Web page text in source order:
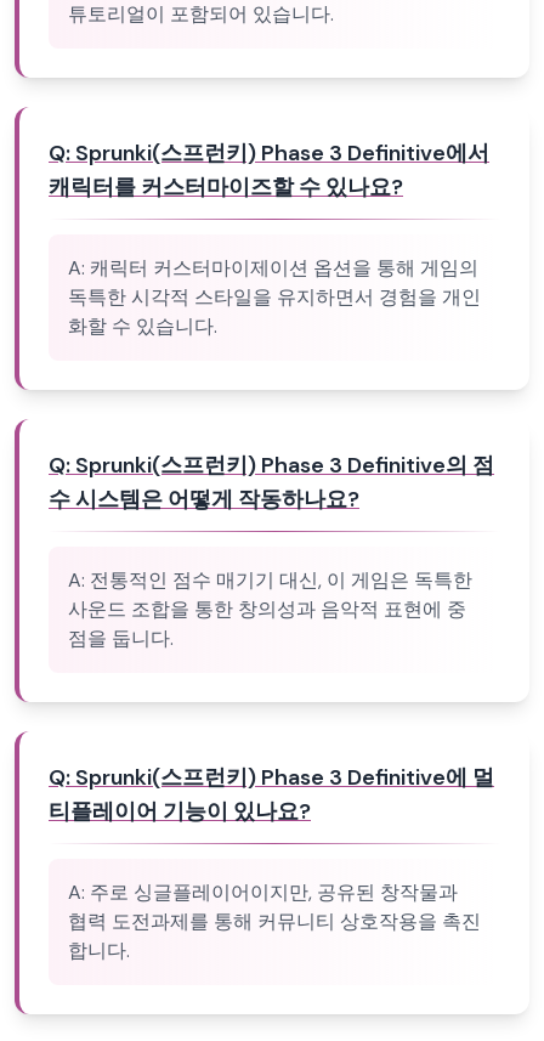
튜토리얼이 포함되어 있습니다.
Q: Sprunki(스프런키) Phase 3 Definitive에서
캐릭터를 커스터마이즈할 수 있나요?
A: 캐릭터 커스터마이제이션 옵션을 통해 게임의
독특한 시각적 스타일을 유지하면서 경험을 개인
화할 수 있습니다.
Q: Sprunki(스프런키) Phase 3 Definitive의 점
수 시스템은 어떻게 작동하나요?
A: 전통적인 점수 매기기 대신, 이 게임은 독특한
사운드 조합을 통한 창의성과 음악적 표현에 중
점을 둡니다.
Q: Sprunki(스프런키) Phase 3 Definitive에 멀
티플레이어 기능이 있나요?
A: 주로 싱글플레이어이지만, 공유된 창작물과
협력 도전과제를 통해 커뮤니티 상호작용을 촉진
합니다.